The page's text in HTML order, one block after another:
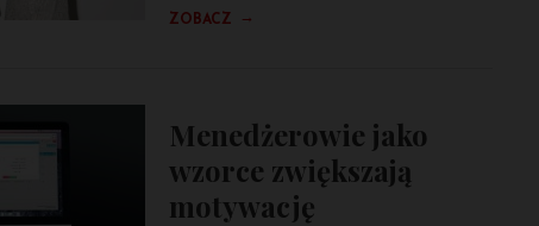
ZOBACZ →
Menedżerowie jako
wzorce zwiększają
motywację